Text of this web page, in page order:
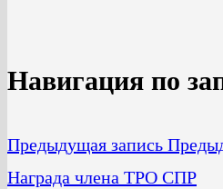
Навигация по
Предыдущая запись
Награда члена ТРО СПР